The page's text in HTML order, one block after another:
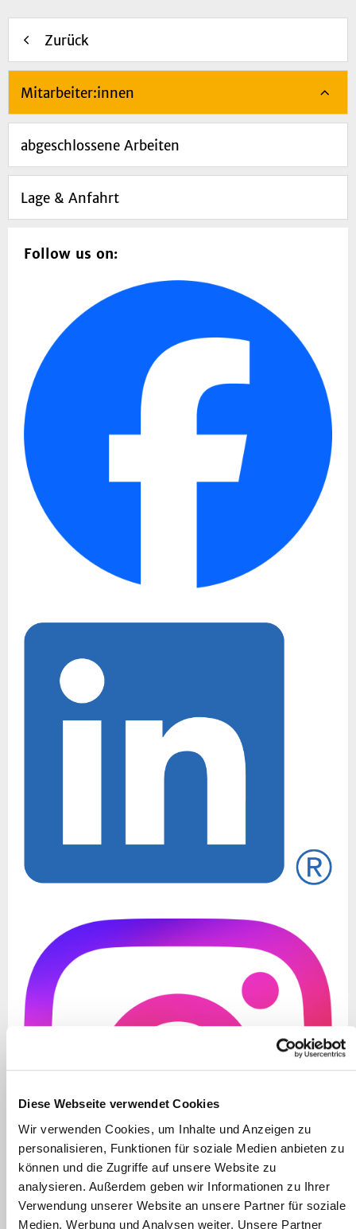
Diese Webseite verwendet Cookies
Wir verwenden Cookies, um Inhalte und Anzeigen zu
personalisieren, Funktionen für soziale Medien anbieten zu
können und die Zugriffe auf unsere Website zu
analysieren. Außerdem geben wir Informationen zu Ihrer
Verwendung unserer Website an unsere Partner für soziale
Medien, Werbung und Analysen weiter. Unsere Partner
Zurück
Mitarbeiter:innen
abgeschlossene Arbeiten
Lage & Anfahrt
Follow us on: